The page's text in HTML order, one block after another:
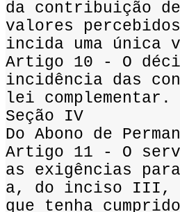
da contribuição
valores
incida uma única
Artigo 10 - O
incidência das
lei complementar.
Seção IV
Do Abono de
Artigo 11 - O
as exigências
a, do inciso III,
que tenha